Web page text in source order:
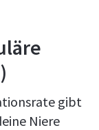
gibt
Niere